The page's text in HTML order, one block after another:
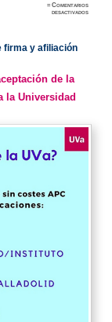
≈Comentarios
desactivadosen
firma y afiliación
de la
la Universidad